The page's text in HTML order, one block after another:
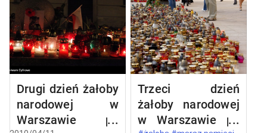
Drugi dzień żałoby
narodowej w
Warszawie po
Trzeci dzień
żałoby narodowej
w Warszawie po